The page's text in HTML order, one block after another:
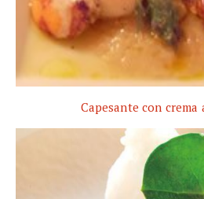
Capesante con crema